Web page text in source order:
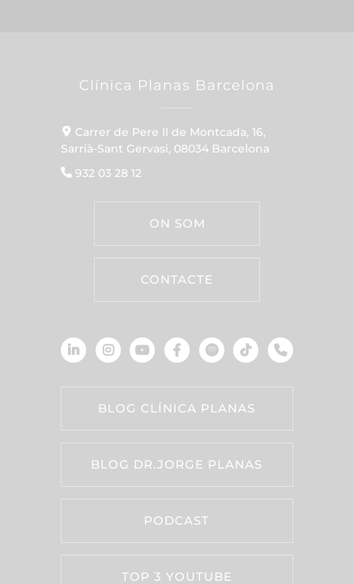
Clínica Planas Barcelona
Carrer de Pere II de Montcada, 16,
Sarrià-Sant Gervasi, 08034 Barcelona
932 03 28 12
ON SOM
CONTACTE
BLOG CLÍNICA PLANAS
BLOG DR.JORGE PLANAS
PODCAST
TOP 3 YOUTUBE